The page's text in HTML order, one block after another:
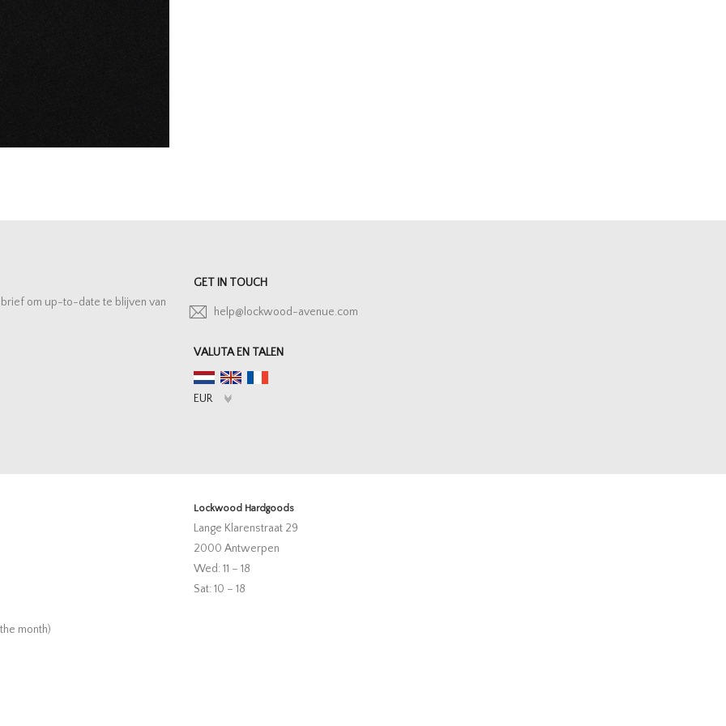
om up-to-date te blijven van
GET IN TOUCH
help@lockwood-avenue.com
VALUTA EN TALEN
month)
Lockwood Hardgoods
Lange Klarenstraat 29
2000 Antwerpen
Wed: 11 – 18
Sat: 10 – 18